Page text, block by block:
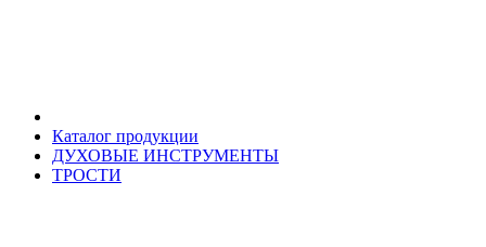
Каталог продукции
ДУХОВЫЕ ИНСТРУМЕНТЫ
ТРОСТИ